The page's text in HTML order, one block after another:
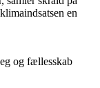
en
og fællesskab